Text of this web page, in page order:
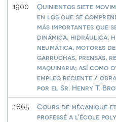
1900
Quinientos siete
en los que se
más importantes que
dinámica, hidráulica,
neumática, motores
garruchas, prensas,
maquinaria; así como
empleo reciente /
por el Sr. Henry T.
1865
Cours de mécanique
professé a l'école